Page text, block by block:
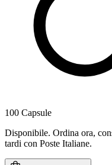
100 Capsule
Disponibile. Ordina ora,
tardi con Poste Italiane.